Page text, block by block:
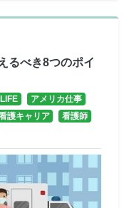
るべき8つのポイ
LIFE
アメリカ仕事
護キャリア
看護師